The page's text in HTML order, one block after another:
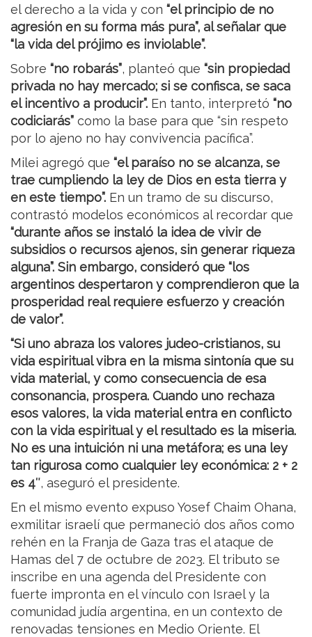
el derecho a la vida y con “el principio de no
agresión en su forma más pura”, al señalar que
“la vida del prójimo es inviolable”.
Sobre “no robarás”, planteó que “sin propiedad
privada no hay mercado; si se confisca, se saca
el incentivo a producir”. En tanto, interpretó “no
codiciarás” como la base para que “sin respeto
por lo ajeno no hay convivencia pacífica”.
Milei agregó que “el paraíso no se alcanza, se
trae cumpliendo la ley de Dios en esta tierra y
en este tiempo”. En un tramo de su discurso,
contrastó modelos económicos al recordar que
“durante años se instaló la idea de vivir de
subsidios o recursos ajenos, sin generar riqueza
alguna”. Sin embargo, consideró que “los
argentinos despertaron y comprendieron que la
prosperidad real requiere esfuerzo y creación
de valor”.
“Si uno abraza los valores judeo-cristianos, su
vida espiritual vibra en la misma sintonía que su
vida material, y como consecuencia de esa
consonancia, prospera. Cuando uno rechaza
esos valores, la vida material entra en conflicto
con la vida espiritual y el resultado es la miseria.
No es una intuición ni una metáfora; es una ley
tan rigurosa como cualquier ley económica: 2 + 2
es 4″, aseguró el presidente.
En el mismo evento expuso Yosef Chaim Ohana,
exmilitar israelí que permaneció dos años como
rehén en la Franja de Gaza tras el ataque de
Hamas del 7 de octubre de 2023. El tributo se
inscribe en una agenda del Presidente con
fuerte impronta en el vínculo con Israel y la
comunidad judía argentina, en un contexto de
renovadas tensiones en Medio Oriente. El